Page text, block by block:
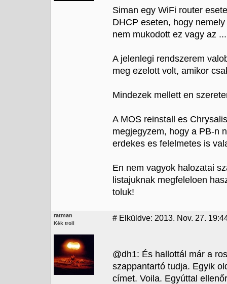
Siman egy WiFi router
DHCP eseten, hogy
nem mukodott ez vagy az
A jelenlegi rendszerem
meg ezelott volt, amikor
Mindezek mellett en
A MOS reinstall es
megjegyzem, hogy a PB-n
erdekes es felelmetes is
En nem vagyok halozatai
listajuknak megfeleloen
toluk!
ratman
Kék troll
# Elküldve: 2013. Nov. 27.
@dh1: És hallottál már a
szappantartó tudja. Egyik
címet. Voila. Egyúttal